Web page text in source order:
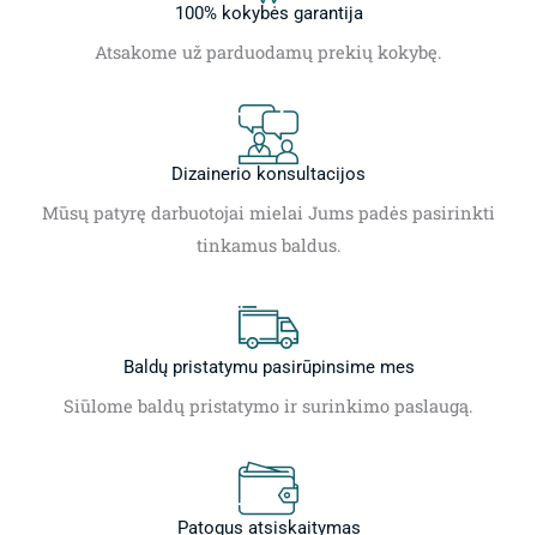
100% kokybės garantija
Atsakome už parduodamų prekių kokybę.
Dizainerio konsultacijos
Mūsų patyrę darbuotojai mielai Jums padės pasirinkti
tinkamus baldus.
Baldų pristatymu pasirūpinsime mes
Siūlome baldų pristatymo ir surinkimo paslaugą.
Patogus atsiskaitymas